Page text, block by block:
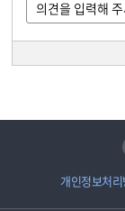
개인정보처